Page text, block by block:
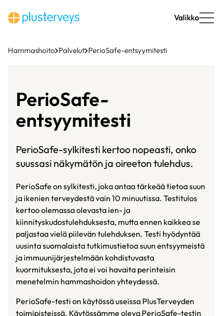
sisältöön
Valikko
Hammashoito Palvelut PerioSafe-entsyymitesti
PerioSafe-
entsyymitesti
PerioSafe-sylkitesti kertoo nopeasti, onko
suussasi näkymätön ja oireeton tulehdus.
PerioSafe on sylkitesti, joka antaa tärkeää tietoa suun
ja ikenien terveydestä vain 10 minuutissa. Testitulos
kertoo olemassa olevasta ien- ja
kiinnityskudostulehduksesta, mutta ennen kaikkea se
paljastaa vielä piilevän tulehduksen. Testi hyödyntää
uusinta suomalaista tutkimustietoa suun entsyymeistä
ja immuunijärjestelmään kohdistuvasta
kuormituksesta, jota ei voi havaita perinteisin
menetelmin hammashoidon yhteydessä.
PerioSafe-testi on käytössä useissa PlusTerveyden
toimipisteissä. Käytössämme oleva PerioSafe-testin